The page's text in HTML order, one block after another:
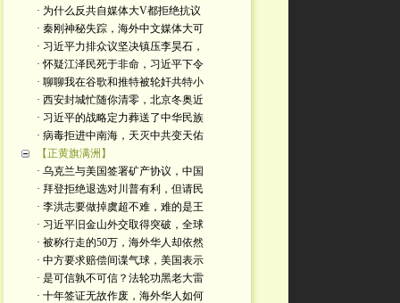
· 为什么反共自媒体大V都拒绝抗议
· 秦刚神秘失踪，海外中文媒体大可
· 习近平力排众议坚决镇压李昊石，
· 怀疑江泽民死于非命，习近平下令
· 聊聊我在谷歌和推特被轮奸共特小
· 西安封城忙随你清零，北京冬奥近
· 习近平的战略定力葬送了中华民族
· 病毒拒进中南海，天灭中共变天佑
【正黄旗满洲】
· 乌克兰与美国签署矿产协议，中国
· 拜登拒绝退选对川普有利，但请民
· 李洪志要做掉虞超不难，难的是王
· 习近平旧金山外交取得突破，全球
· 被称行走的50万，海外华人却依然
· 中方要求赔偿间谍气球，美国表示
· 是可信孰不可信？法轮功黑老大雷
· 十年签证无故作废，海外华人如何